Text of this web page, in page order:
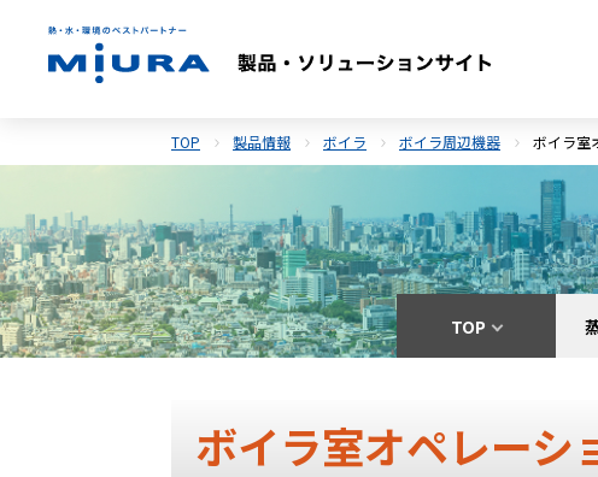
TOP 製品情報 ボイラ ボイラ周辺機器 ボイラ室
TOP
ボイラ室オペレーシ